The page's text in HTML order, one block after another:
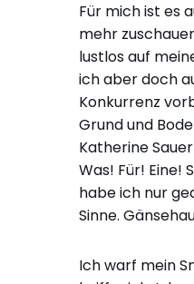
Für mich ist es
mehr
lustlos auf
ich aber doch
Konkurrenz
Grund und
Katherine
Was! Für! Eine!
habe ich nur
Sinne.
Ich warf mein